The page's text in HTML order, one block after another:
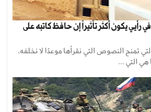
رأيي يكون أكثر تأثيراً إن حافظ كاتبه على
تمنح النصوص التي نقرأها موعدًا لا نخلفه،
هي التي ...